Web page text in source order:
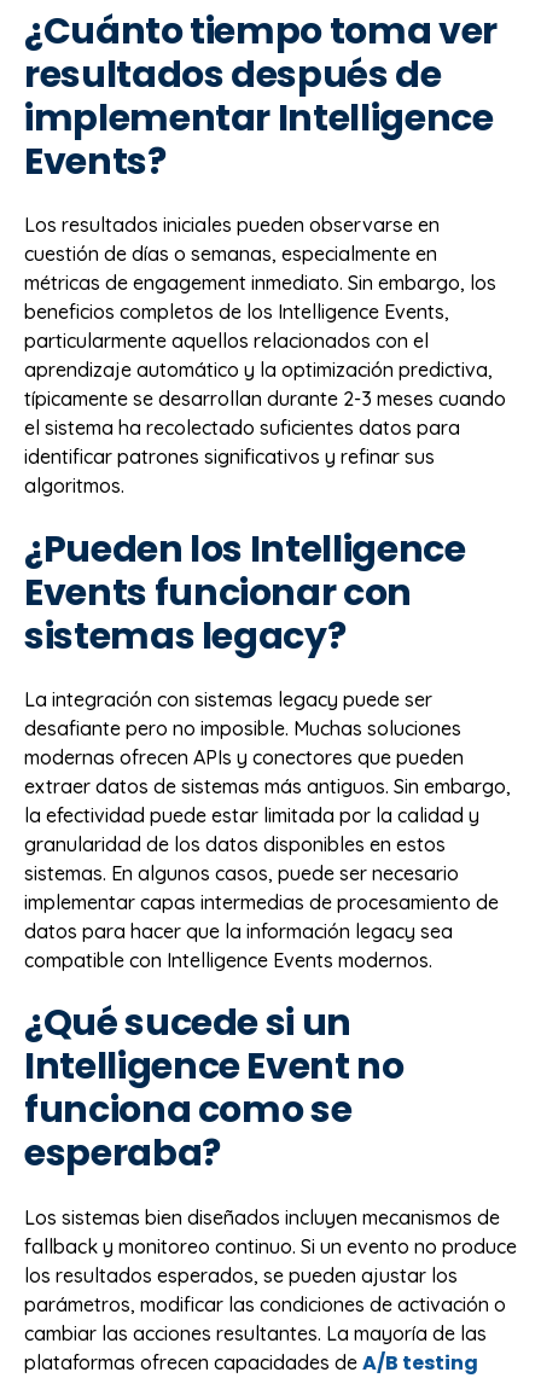
¿Cuánto tiempo toma ver
resultados después de
implementar Intelligence
Events?
Los resultados iniciales pueden observarse en
cuestión de días o semanas, especialmente en
métricas de engagement inmediato. Sin embargo, los
beneficios completos de los Intelligence Events,
particularmente aquellos relacionados con el
aprendizaje automático y la optimización predictiva,
típicamente se desarrollan durante 2-3 meses cuando
el sistema ha recolectado suficientes datos para
identificar patrones significativos y refinar sus
algoritmos.
¿Pueden los Intelligence
Events funcionar con
sistemas legacy?
La integración con sistemas legacy puede ser
desafiante pero no imposible. Muchas soluciones
modernas ofrecen APIs y conectores que pueden
extraer datos de sistemas más antiguos. Sin embargo,
la efectividad puede estar limitada por la calidad y
granularidad de los datos disponibles en estos
sistemas. En algunos casos, puede ser necesario
implementar capas intermedias de procesamiento de
datos para hacer que la información legacy sea
compatible con Intelligence Events modernos.
¿Qué sucede si un
Intelligence Event no
funciona como se
esperaba?
Los sistemas bien diseñados incluyen mecanismos de
fallback y monitoreo continuo. Si un evento no produce
los resultados esperados, se pueden ajustar los
parámetros, modificar las condiciones de activación o
cambiar las acciones resultantes. La mayoría de las
plataformas ofrecen capacidades de A/B testing